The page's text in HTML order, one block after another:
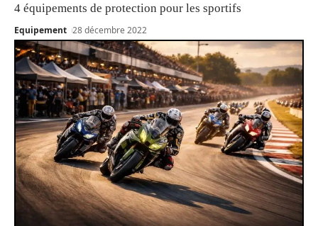
4 équipements de protection pour les sportifs
Equipement 28 décembre 2022